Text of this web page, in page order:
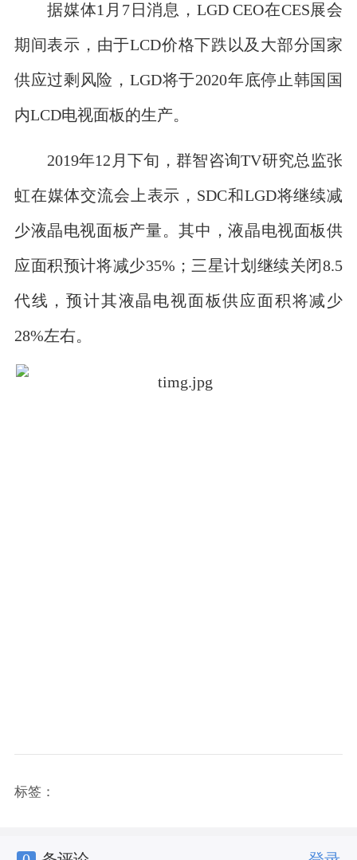
据媒体1月7日消息，LGD CEO在CES展会
期间表示，由于LCD价格下跌以及大部分国家
供应过剩风险，LGD将于2020年底停止韩国国
内LCD电视面板的生产。
2019年12月下旬，群智咨询TV研究总监张
虹在媒体交流会上表示，SDC和LGD将继续减
少液晶电视面板产量。其中，液晶电视面板供
应面积预计将减少35%；三星计划继续关闭8.5
代线，预计其液晶电视面板供应面积将减少
28%左右。
标签：